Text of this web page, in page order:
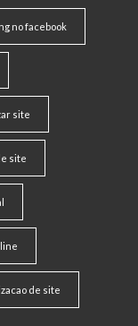
no facebook
site
site
de site